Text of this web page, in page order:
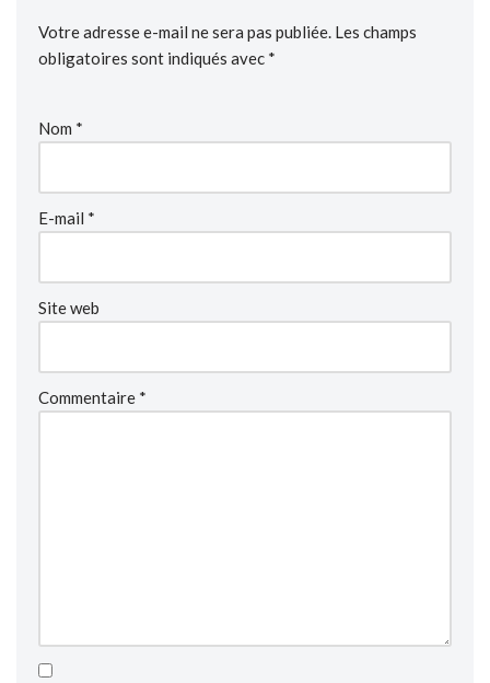
Votre adresse e-mail ne sera pas publiée. Les champs
obligatoires sont indiqués avec *
Nom *
E-mail *
Site web
Commentaire *